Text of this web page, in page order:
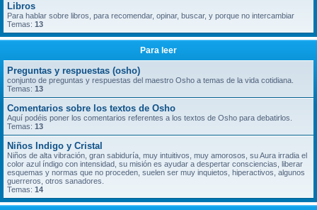
Libros
Para hablar sobre libros, para recomendar, opinar, buscar, y porque no intercambiar
Temas: 13
Para leer
Preguntas y respuestas (osho)
conjunto de preguntas y respuestas del maestro Osho a temas de la vida cotidiana.
Temas: 13
Comentarios sobre los textos de Osho
Aquí podéis poner los comentarios referentes a los textos de Osho para debatirlos.
Temas: 13
Niños Indigo y Cristal
Niños de alta vibración, gran sabiduría, muy intuitivos, muy amorosos, su Aura irradia el
color azul índigo con intensidad, su misión es ayudar a despertar consciencias, liberar
esquemas y normas que no proceden, suelen ser muy inquietos, hiperactivos, algunos
guerreros, otros sanadores.
Temas: 14